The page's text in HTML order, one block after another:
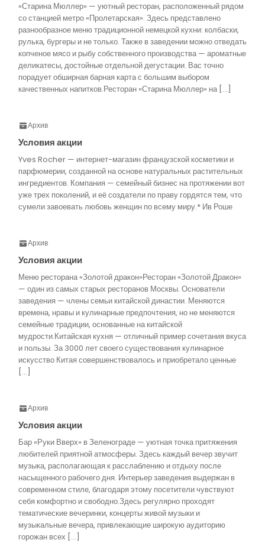
«Старина Мюллер» — уютный ресторан, расположенный рядом
со станцией метро «Пролетарская». Здесь представлено
разнообразное меню традиционной немецкой кухни: колбаски,
рулька, бургеры и не только. Также в заведении можно отведать
копченое мясо и рыбу собственного производства — ароматные
деликатесы, достойные отдельной дегустации. Вас точно
порадует обширная барная карта с большим выбором
качественных напитков.Ресторан «Старина Мюллер» на […]
Архив
Условия акции
Yves Rocher — интернет-магазин французской косметики и
парфюмерии, созданной на основе натуральных растительных
ингредиентов. Компания — семейный бизнес на протяжении вот
уже трех поколений, и её создатели по праву гордятся тем, что
сумели завоевать любовь женщин по всему миру.* Ив Роше
Архив
Условия акции
Меню ресторана «Золотой дракон»Ресторан «Золотой Дракон»
— один из самых старых ресторанов Москвы. Основатели
заведения — члены семьи китайской династии. Меняются
времена, нравы и кулинарные предпочтения, но не меняются
семейные традиции, основанные на китайской
мудрости.Китайская кухня — отличный пример сочетания вкуса
и пользы. За 3000 лет своего существования кулинарное
искусство Китая совершенствовалось и приобретало ценные
[…]
Архив
Условия акции
Бар «Руки Вверх» в Зеленограде — уютная точка притяжения
любителей приятной атмосферы. Здесь каждый вечер звучит
музыка, располагающая к расслаблению и отдыху после
насыщенного рабочего дня. Интерьер заведения выдержан в
современном стиле, благодаря этому посетители чувствуют
себя комфортно и свободно.Здесь регулярно проходят
тематические вечеринки, концерты живой музыки и
музыкальные вечера, привлекающие широкую аудиторию
горожан всех […]